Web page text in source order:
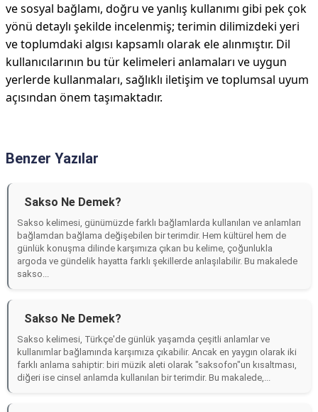
ve sosyal bağlamı, doğru ve yanlış kullanımı gibi pek çok
yönü detaylı şekilde incelenmiş; terimin dilimizdeki yeri
ve toplumdaki algısı kapsamlı olarak ele alınmıştır. Dil
kullanıcılarının bu tür kelimeleri anlamaları ve uygun
yerlerde kullanmaları, sağlıklı iletişim ve toplumsal uyum
açısından önem taşımaktadır.
Benzer Yazılar
Sakso Ne Demek?
Sakso kelimesi, günümüzde farklı bağlamlarda kullanılan ve anlamları
bağlamdan bağlama değişebilen bir terimdir. Hem kültürel hem de
günlük konuşma dilinde karşımıza çıkan bu kelime, çoğunlukla
argoda ve gündelik hayatta farklı şekillerde anlaşılabilir. Bu makalede
sakso...
Sakso Ne Demek?
Sakso kelimesi, Türkçe'de günlük yaşamda çeşitli anlamlar ve
kullanımlar bağlamında karşımıza çıkabilir. Ancak en yaygın olarak iki
farklı anlama sahiptir: biri müzik aleti olarak "saksofon"un kısaltması,
diğeri ise cinsel anlamda kullanılan bir terimdir. Bu makalede,...